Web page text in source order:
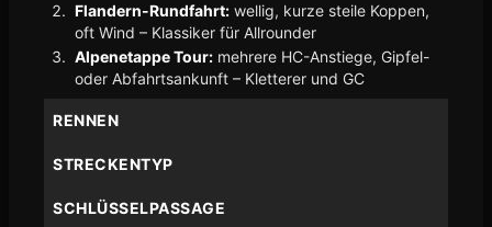
Flandern-Rundfahrt: wellig, kurze steile Koppen,
oft Wind – Klassiker für Allrounder
Alpenetappe Tour: mehrere HC-Anstiege, Gipfel-
oder Abfahrtsankunft – Kletterer und GC
RENNEN
STRECKENTYP
SCHLÜSSELPASSAGE